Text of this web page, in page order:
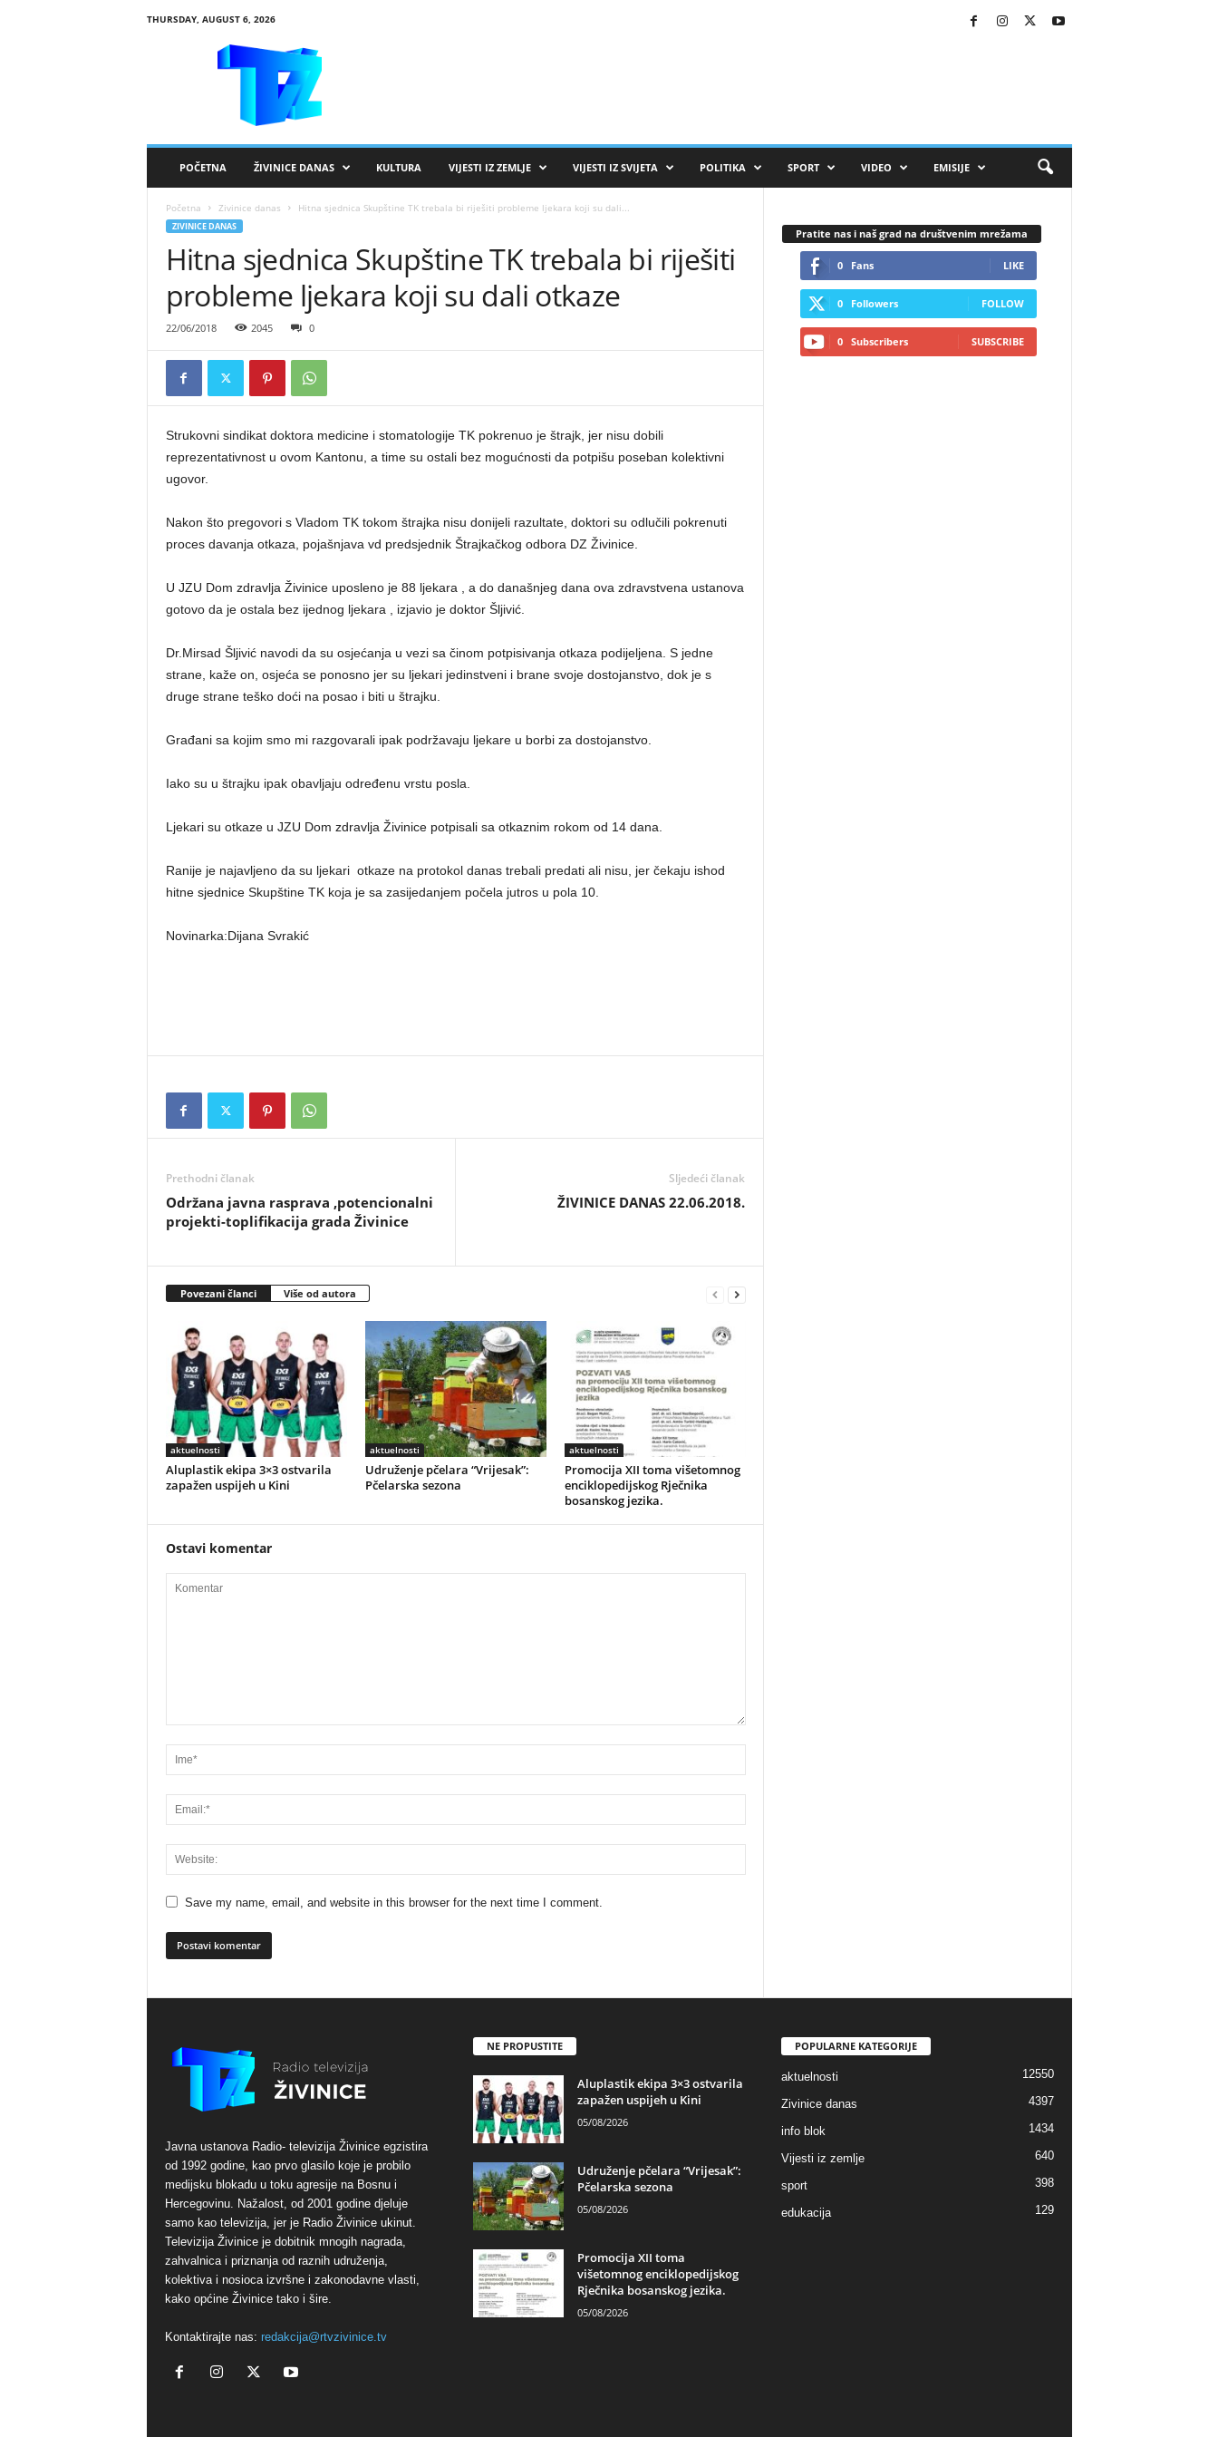
THURSDAY, AUGUST 6, 2026
POČETNA ŽIVINICE DANAS KULTURA VIJESTI IZ ZEMLJE VIJESTI IZ SVIJETA POLITIKA SPORT VIDEO EMISIJE
Početna Zivinice danas Hitna sjednica Skupštine TK trebala bi riješiti probleme ljekara koji su dali...
ZIVINICE DANAS
Hitna sjednica Skupštine TK trebala bi riješiti
probleme ljekara koji su dali otkaze
22/06/2018 2045 0
Strukovni sindikat doktora medicine i stomatologije TK pokrenuo je štrajk, jer nisu dobili
reprezentativnost u ovom Kantonu, a time su ostali bez mogućnosti da potpišu poseban kolektivni
ugovor.
Nakon što pregovori s Vladom TK tokom štrajka nisu donijeli razultate, doktori su odlučili pokrenuti
proces davanja otkaza, pojašnjava vd predsjednik Štrajkačkog odbora DZ Živinice.
U JZU Dom zdravlja Živinice uposleno je 88 ljekara , a do današnjeg dana ova zdravstvena ustanova
gotovo da je ostala bez ijednog ljekara , izjavio je doktor Šljivić.
Dr.Mirsad Šljivić navodi da su osjećanja u vezi sa činom potpisivanja otkaza podijeljena. S jedne
strane, kaže on, osjeća se ponosno jer su ljekari jedinstveni i brane svoje dostojanstvo, dok je s
druge strane teško doći na posao i biti u štrajku.
Građani sa kojim smo mi razgovarali ipak podržavaju ljekare u borbi za dostojanstvo.
Iako su u štrajku ipak obavljaju određenu vrstu posla.
Ljekari su otkaze u JZU Dom zdravlja Živinice potpisali sa otkaznim rokom od 14 dana.
Ranije je najavljeno da su ljekari otkaze na protokol danas trebali predati ali nisu, jer čekaju ishod
hitne sjednice Skupštine TK koja je sa zasijedanjem počela jutros u pola 10.
Novinarka:Dijana Svrakić
Prethodni članak
Održana javna rasprava ,potencionalni
projekti-toplifikacija grada Živinice
Sljedeći članak
ŽIVINICE DANAS 22.06.2018.
Povezani članci Više od autora
aktuelnosti
Aluplastik ekipa 3×3 ostvarila
zapažen uspijeh u Kini
aktuelnosti
Udruženje pčelara “Vrijesak”:
Pčelarska sezona
aktuelnosti
Promocija XII toma višetomnog
enciklopedijskog Rječnika
bosanskog jezika.
Ostavi komentar
Save my name, email, and website in this browser for the next time I comment.
Pratite nas i naš grad na društvenim mrežama
0 Fans LIKE
0 Followers FOLLOW
0 Subscribers SUBSCRIBE
Javna ustanova Radio- televizija Živinice egzistira
od 1992 godine, kao prvo glasilo koje je probilo
medijsku blokadu u toku agresije na Bosnu i
Hercegovinu. Nažalost, od 2001 godine djeluje
samo kao televizija, jer je Radio Živinice ukinut.
Televizija Živinice je dobitnik mnogih nagrada,
zahvalnica i priznanja od raznih udruženja,
kolektiva i nosioca izvršne i zakonodavne vlasti,
kako općine Živinice tako i šire.
Kontaktirajte nas: redakcija@rtvzivinice.tv
NE PROPUSTITE
Aluplastik ekipa 3×3 ostvarila
zapažen uspijeh u Kini
05/08/2026
Udruženje pčelara “Vrijesak”:
Pčelarska sezona
05/08/2026
Promocija XII toma
višetomnog enciklopedijskog
Rječnika bosanskog jezika.
05/08/2026
POPULARNE KATEGORIJE
aktuelnosti 12550
Zivinice danas 4397
info blok 1434
Vijesti iz zemlje 640
sport 398
edukacija 129